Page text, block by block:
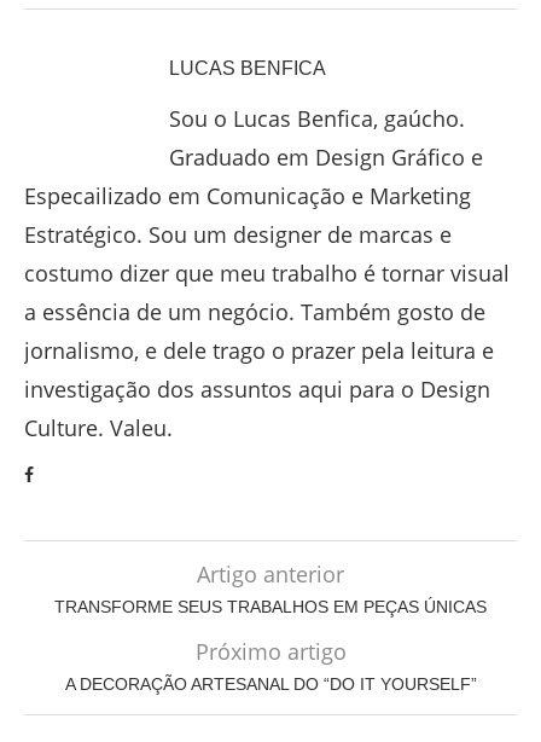
LUCAS BENFICA
Sou o Lucas Benfica, gaúcho.
Graduado em Design Gráfico e
Especailizado em Comunicação e Marketing
Estratégico. Sou um designer de marcas e
costumo dizer que meu trabalho é tornar visual
a essência de um negócio. Também gosto de
jornalismo, e dele trago o prazer pela leitura e
investigação dos assuntos aqui para o Design
Culture. Valeu.
Artigo anterior
TRANSFORME SEUS TRABALHOS EM PEÇAS ÚNICAS
Próximo artigo
A DECORAÇÃO ARTESANAL DO “DO IT YOURSELF”